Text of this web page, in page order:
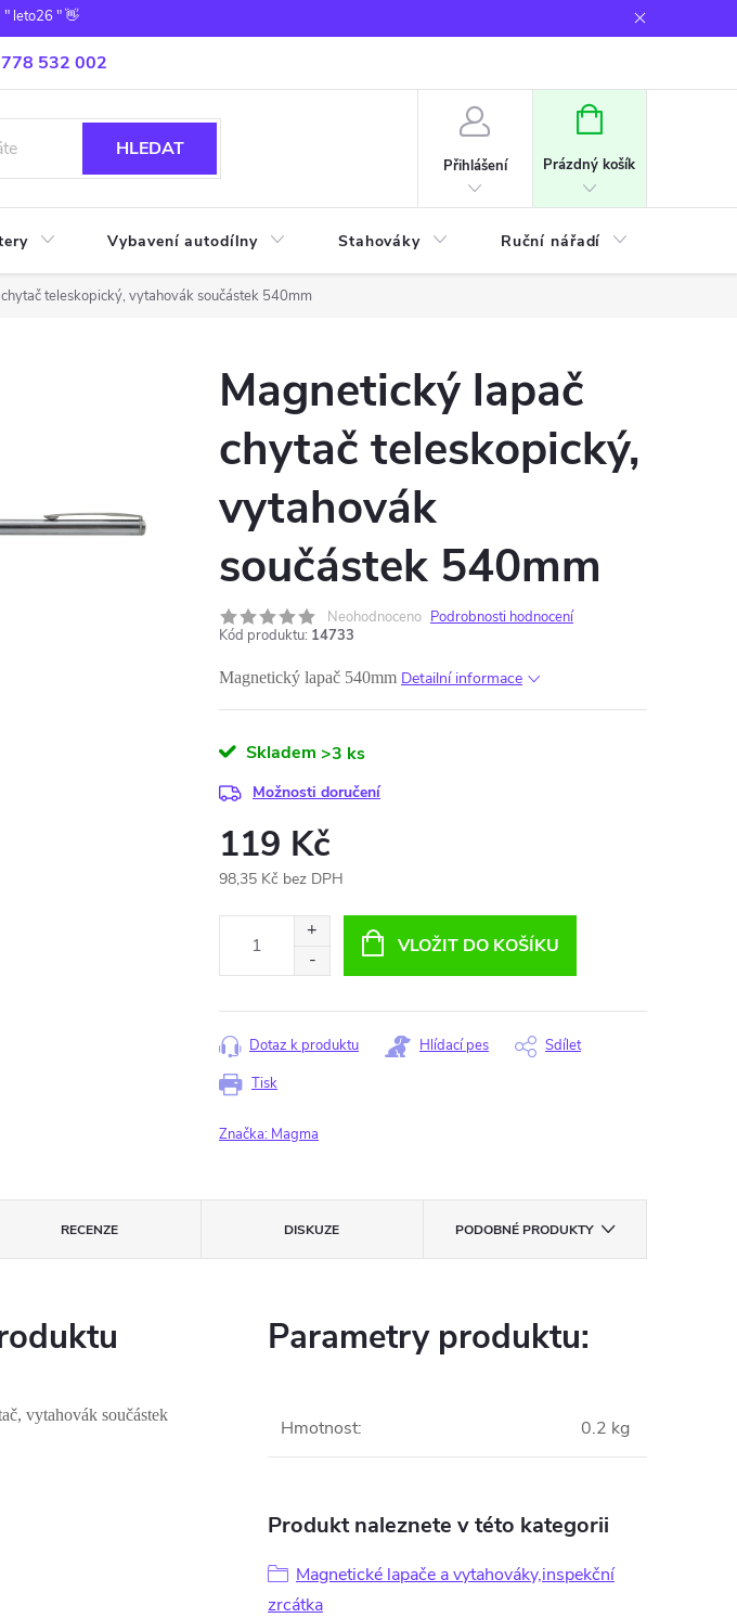
" leto26 " 👋
532 002
HLEDAT
Přihlášení
NÁKUPNÍ
Prázdný košík
Vybavení autodílny Stahováky Ruční nářadí
teleskopický, vytahovák součástek 540mm
Magnetický lapač
chytač teleskopický,
vytahovák
součástek 540mm
Neohodnoceno Podrobnosti hodnocení
Kód produktu: 14733
Magnetický lapač 540mm Detailní informace
Skladem >3 ks
Možnosti doručení
119 Kč
98,35 Kč bez DPH
VLOŽIT DO KOŠÍKU
Tisk
Dotaz k produktu Hlídací pes Sdílet
Značka: Magma
RECENZE DISKUZE PODOBNÉ PRODUKTY
vytahovák součástek
Parametry produktu:
Hmotnost: 0.2 kg
Produkt naleznete v této kategorii
Magnetické lapače a vytahováky,inspekční
zrcátka